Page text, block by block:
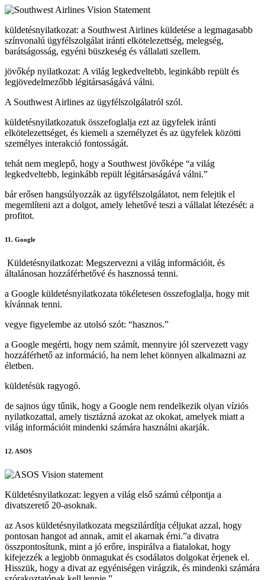
küldetésnyilatkozat: a Southwest Airlines küldetése a legmagasabb
színvonalú ügyfélszolgálat iránti elkötelezettség, melegség,
barátságosság, egyéni büszkeség és vállalati szellem.
jövőkép nyilatkozat: A világ legkedveltebb, leginkább repült és
legjövedelmezőbb légitársaságává válni.
A Southwest Airlines az ügyfélszolgálatról szól.
küldetésnyilatkozatuk összefoglalja ezt az ügyfelek iránti
elkötelezettséget, és kiemeli a személyzet és az ügyfelek közötti
személyes interakció fontosságát.
tehát nem meglepő, hogy a Southwest jövőképe “a világ
legkedveltebb, leginkább repült légitársaságává válni.”
bár erősen hangsúlyozzák az ügyfélszolgálatot, nem felejtik el
megemlíteni azt a dolgot, amely lehetővé teszi a vállalat létezését: a
profitot.
11. Google
Küldetésnyilatkozat: Megszervezni a világ információit, és
általánosan hozzáférhetővé és hasznossá tenni.
a Google küldetésnyilatkozata tökéletesen összefoglalja, hogy mit
kívánnak tenni.
vegye figyelembe az utolsó szót: “hasznos.”
a Google megérti, hogy nem számít, mennyire jól szervezett vagy
hozzáférhető az információ, ha nem lehet könnyen alkalmazni az
életben.
küldetésük ragyogó.
de sajnos úgy tűnik, hogy a Google nem rendelkezik olyan víziós
nyilatkozattal, amely tisztázná azokat az okokat, amelyek miatt a
világ információit mindenki számára használni akarják.
12. ASOS
Küldetésnyilatkozat: legyen a világ első számú célpontja a
divatszerető 20-asoknak.
az Asos küldetésnyilatkozata megszilárdítja céljukat azzal, hogy
pontosan hangot ad annak, amit el akarnak érni.”a divatra
összpontosítunk, mint a jó erőre, inspirálva a fiatalokat, hogy
kifejezzék a legjobb önmagukat és csodálatos dolgokat érjenek el.
Hisszük, hogy a divat az egyéniségen virágzik, és mindenki számára